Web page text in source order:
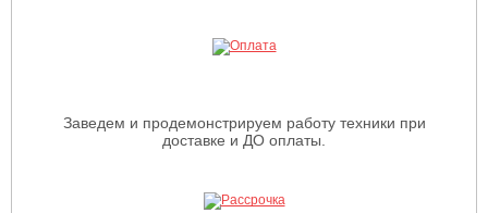
Заведем и продемонстрируем работу техники при
доставке и ДО оплаты.